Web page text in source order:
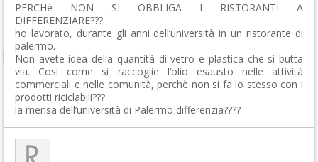
PERCHè NON SI OBBLIGA I RISTORANTI A
DIFFERENZIARE???
ho lavorato, durante gli anni dell’università in un ristorante di
palermo.
Non avete idea della quantità di vetro e plastica che si butta
via. Così come si raccoglie l’olio esausto nelle attività
commerciali e nelle comunità, perchè non si fa lo stesso con i
prodotti riciclabili???
la mensa dell’università di Palermo differenzia????